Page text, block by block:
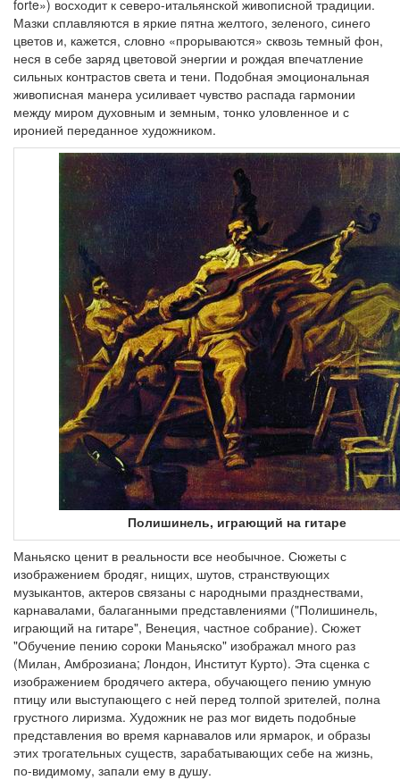
forte») восходит к северо-итальянской живописной традиции.
Мазки сплавляются в яркие пятна желтого, зеленого, синего
цветов и, кажется, словно «прорываются» сквозь темный фон,
неся в себе заряд цветовой энергии и рождая впечатление
сильных контрастов света и тени. Подобная эмоциональная
живописная манера усиливает чувство распада гармонии
между миром духовным и земным, тонко уловленное и с
иронией переданное художником.
Полишинель, играющий на гитаре
Маньяско ценит в реальности все необычное. Сюжеты с
изображением бродяг, нищих, шутов, странствующих
музыкантов, актеров связаны с народными празднествами,
карнавалами, балаганными представлениями ("Полишинель,
играющий на гитаре", Венеция, частное собрание). Сюжет
"Обучение пению сороки Маньяско" изображал много раз
(Милан, Амброзиана; Лондон, Институт Курто). Эта сценка с
изображением бродячего актера, обучающего пению умную
птицу или выступающего с ней перед толпой зрителей, полна
грустного лиризма. Художник не раз мог видеть подобные
представления во время карнавалов или ярмарок, и образы
этих трогательных существ, зарабатывающих себе на жизнь,
по-видимому, запали ему в душу.